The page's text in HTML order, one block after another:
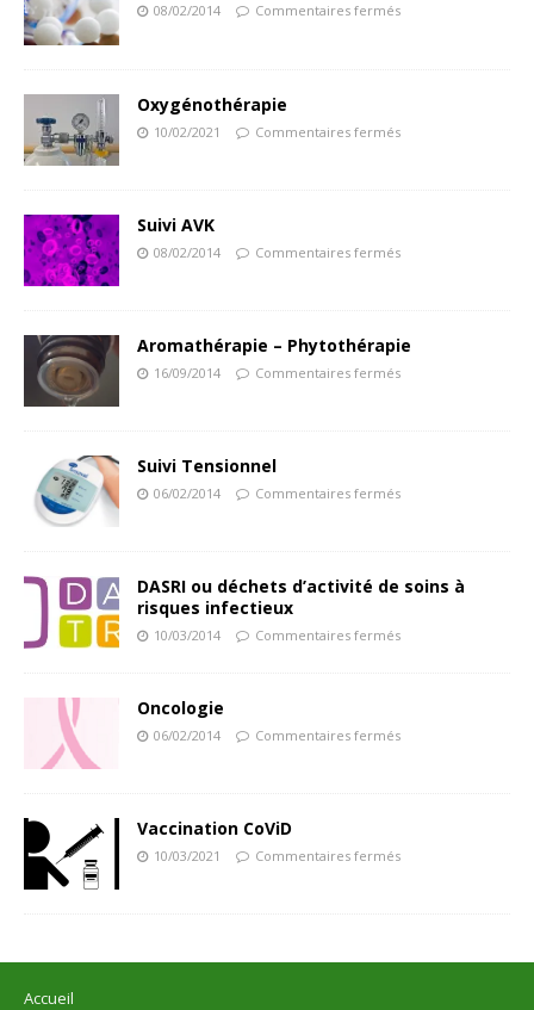
08/02/2014 Commentaires fermés
Oxygénothérapie
10/02/2021 Commentaires fermés
Suivi AVK
08/02/2014 Commentaires fermés
Aromathérapie – Phytothérapie
16/09/2014 Commentaires fermés
Suivi Tensionnel
06/02/2014 Commentaires fermés
DASRI ou déchets d’activité de soins à
risques infectieux
10/03/2014 Commentaires fermés
Oncologie
06/02/2014 Commentaires fermés
Vaccination CoViD
10/03/2021 Commentaires fermés
Accueil